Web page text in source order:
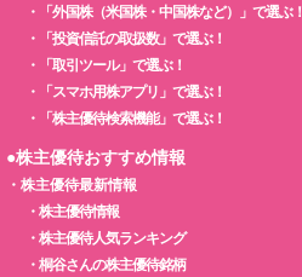
・
「外国株（米国株・中国株など）」で選ぶ！
・
「投資信託の取扱数」で選ぶ！
・
「取引ツール」で選ぶ！
・
「スマホ用株アプリ」で選ぶ！
・
「株主優待検索機能」で選ぶ！
●株主優待おすすめ情報
・ 株主優待最新情報
・ 株主優待情報
・ 株主優待人気ランキング
・ 桐谷さんの株主優待銘柄